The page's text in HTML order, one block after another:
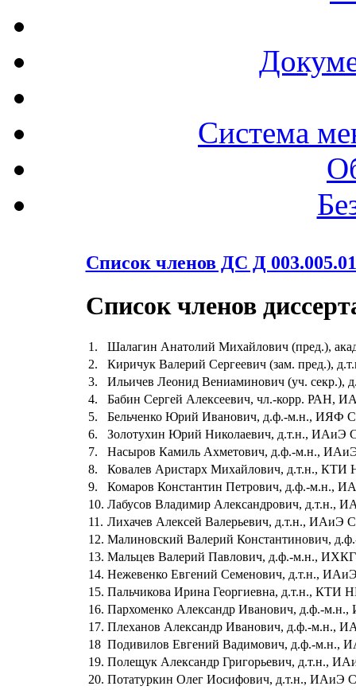
Система
Список членов ДС Д 003.005.01
Список членов
1.
Шалагин Анатолий Михайлович (пред.),
2.
Киричук Валерий Сергеевич (зам. пред.),
3.
Ильичев Леонид Вениаминович (уч.
4.
Бабин Сергей Алексеевич, чл.-корр. РАН,
5.
Бельченко Юрий Иванович, д.ф.-м.н., ИЯФ
6.
Золотухин Юрий Николаевич, д.т.н., ИАиЭ
7.
Насыров Камиль Ахметович, д.ф.-м.н.,
8.
Ковалев Аристарх Михайлович, д.т.н., КТИ
9.
Комаров Константин Петрович, д.ф.-м.н.,
10. Лабусов Владимир Александрович, д.т.н.,
11. Лихачев Алексей Валерьевич, д.т.н., ИАиЭ
12. Малиновский Валерий Константинович,
13. Мальцев Валерий Павлович, д.ф.-м.н.,
14. Нежевенко Евгений Семенович, д.т.н.,
15. Пальчикова Ирина Георгиевна, д.т.н.,
16. Пархоменко Александр Иванович, д.ф.-
17. Плеханов Александр Иванович, д.ф.-м.н.,
18 Подивилов Евгений Вадимович, д.ф.-м.н.,
19. Полещук Александр Григорьевич, д.т.н.,
20. Потатуркин Олег Иосифович, д.т.н., ИАиЭ